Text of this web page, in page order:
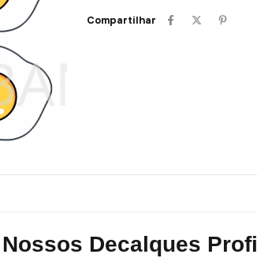
Compartilhar
Decalques